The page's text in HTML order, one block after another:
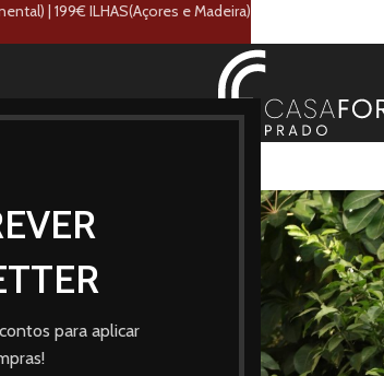
para aplicar
| 199€ ILHAS(Açores e Madeira)